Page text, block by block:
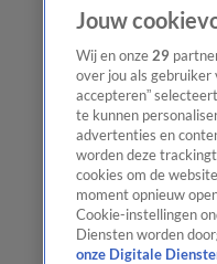
Jouw
Wij en onze 29
over jou als gebruiker
accepteren”
te kunnen
advertenties en
worden deze
cookies om de
moment opnieuw
Cookie-instellingen
Diensten worden
onze Digitale